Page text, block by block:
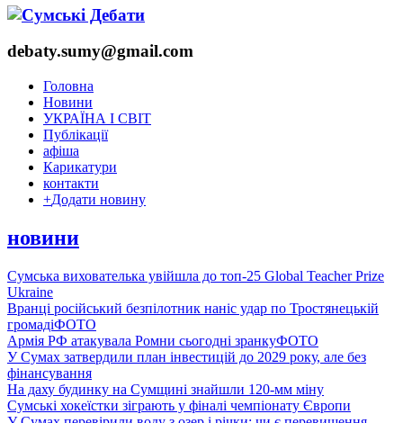
debaty.sumy@gmail.com
Головна
Новини
УКРАЇНА І СВІТ
Публікації
афіша
Карикатури
контакти
+Додати новину
новини
Сумська вихователька увійшла до топ-25 Global Teacher Prize
Ukraine
Вранці російський безпілотник наніс удар по Тростянецькій
громадіФОТО
Армія РФ атакувала Ромни сьогодні зранкуФОТО
У Сумах затвердили план інвестицій до 2029 року, але без
фінансування
На даху будинку на Сумщині знайшли 120-мм міну
Сумські хокеїстки зіграють у фіналі чемпіонату Європи